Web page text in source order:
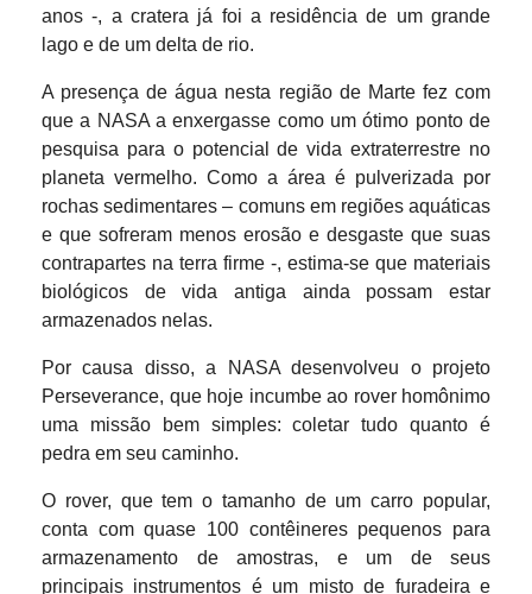
anos -, a cratera já foi a residência de um grande
lago e de um delta de rio.
A presença de água nesta região de Marte fez com
que a NASA a enxergasse como um ótimo ponto de
pesquisa para o potencial de vida extraterrestre no
planeta vermelho. Como a área é pulverizada por
rochas sedimentares – comuns em regiões aquáticas
e que sofreram menos erosão e desgaste que suas
contrapartes na terra firme -, estima-se que materiais
biológicos de vida antiga ainda possam estar
armazenados nelas.
Por causa disso, a NASA desenvolveu o projeto
Perseverance, que hoje incumbe ao rover homônimo
uma missão bem simples: coletar tudo quanto é
pedra em seu caminho.
O rover, que tem o tamanho de um carro popular,
conta com quase 100 contêineres pequenos para
armazenamento de amostras, e um de seus
principais instrumentos é um misto de furadeira e